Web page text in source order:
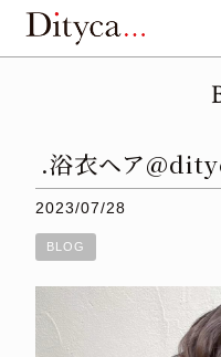
.浴衣ヘア
2023/07/28
BLOG